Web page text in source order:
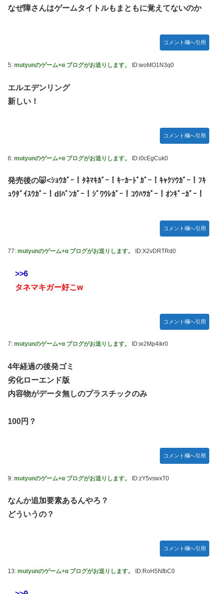
タトゥー彫り師さん「刺青入れてる奴は全員バカです」→30
【悲報】「美人すぎる県警本部長」失職ｗｗｗｗｗｗｗｗｗ
本屋に現れた異臭＆浮浪者風の男、ペタンコのボストンバッ
で？」と本気で困惑ｗｗｗ
【動画】これはお見事。中国重慶市で珍しい事故が撮影され
【悲報】 めっちゃカメレオンさん、早速パクリゲーが任天
堂ストアに登場してしまう……
やる夫のダンジョン運営記183-雑談所ネタ118 懺悔小ネタ
「創刻のファイアホイール」+埋めネタ「ファイアホイール
TCG・その後」
た？」 第29話
モバＰ「アイドルにセクハラをします」
おでこ封印！中村アン、“前髪あり”の新ヘアスタイルに「新
【種運命】ネオが結局よく分からないまま新しい映画が終わ
った後ももやもやしてる
乃木坂ど新規の5期オタさんってもしかして、賀喜遥香のイ
ラｗｗｗｗｗ
【NMB48】坂下真心期待できそう
賀喜遥香 ｢さくちゃんはちいかわ｣ 遠藤さくら ｢かっきーは
なぜ障さんはゲームタイトルもまともに覚えてないのか
コメント欄へ引用
5: mutyunのゲーム+α ブログがお送りします。 ID:woMO1N3q0
エルエデンリング
新しい！
コメント欄へ引用
6: mutyunのゲーム+α ブログがお送りします。 ID:i0cEgCuk0
発売後の🐷<ｼｮｳｶﾞｰ！ﾀﾈﾏｷｶﾞｰ！ｷｰｶｰﾄﾞｶﾞｰ！ｷｬｸｿｳｶﾞｰ！ﾌｷ
ｭｳﾀﾞｲｽｳｶﾞｰ！dlﾊﾞﾝｶﾞｰ！ｼﾞﾜｳﾚｶﾞｰ！ｺｳﾊﾂｶﾞｰ！ｵﾝｷﾞｰｶﾞｰ！
コメント欄へ引用
77: mutyunのゲーム+α ブログがお送りします。 ID:X2vDRTRd0
>>6
タネマキガー好こw
コメント欄へ引用
7: mutyunのゲーム+α ブログがお送りします。 ID:w2Mp4ikr0
4年経過の後発ゴミ
劣化ローエンド版
内容物がデータ無しのプラスチックのみ
100円？
コメント欄へ引用
9: mutyunのゲーム+α ブログがお送りします。 ID:zY5vswxT0
なんか追加要素あるんやろ？
どういうの？
コメント欄へ引用
13: mutyunのゲーム+α ブログがお送りします。 ID:RoH5NfbC0